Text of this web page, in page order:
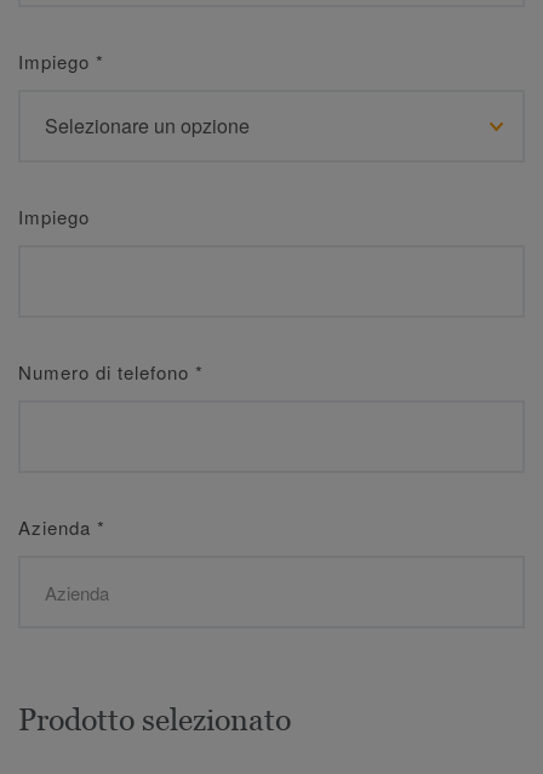
Impiego *
Impiego
Numero di telefono *
Azienda *
Prodotto selezionato